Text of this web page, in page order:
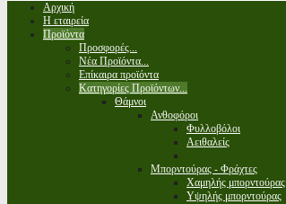
Αρχική
Η εταιρεία
Προϊόντα
Προσφορές...
Νέα Προϊόντα...
Επίκαιρα προϊόντα
Κατηγορίες Προϊόντων...
Θάμνοι
Ανθοφόροι
Φυλλοβόλοι
Αειθαλείς
Μπορντούρας - Φράχτες
Χαμηλής μπορντούρας
Υψηλής μπορντούρας